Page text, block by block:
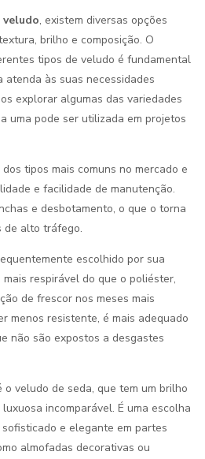
, existem diversas opções
brilho e composição. O
tipos de veludo é fundamental
às suas necessidades
explorar algumas das variedades
uma pode ser utilizada em projetos
tipos mais comuns no mercado e
e facilidade de manutenção.
e desbotamento, o que o torna
de alto tráfego.
escolhido por sua
respirável do que o poliéster,
de frescor nos meses mais
menos resistente, é mais adequado
não são expostos a desgastes
veludo de seda, que tem um brilho
incomparável. É uma escolha
e elegante em partes
almofadas decorativas ou